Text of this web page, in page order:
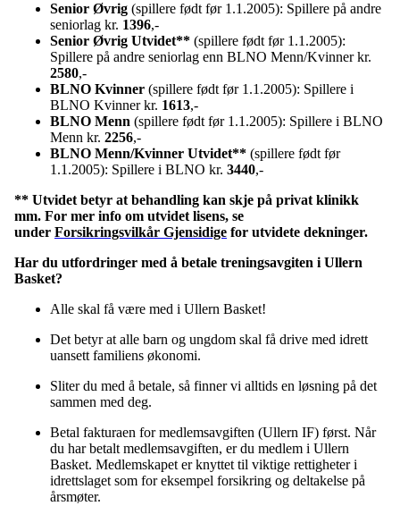
Senior Øvrig (spillere født før 1.1.2005): Spillere på andre
seniorlag kr. 1396,-
Senior Øvrig Utvidet** (spillere født før 1.1.2005):
Spillere på andre seniorlag enn BLNO Menn/Kvinner kr.
2580,-
BLNO Kvinner (spillere født før 1.1.2005): Spillere i
BLNO Kvinner kr. 1613,-
BLNO Menn (spillere født før 1.1.2005): Spillere i BLNO
Menn kr. 2256,-
BLNO Menn/Kvinner Utvidet** (spillere født før
1.1.2005): Spillere i BLNO kr. 3440,-
** Utvidet betyr at behandling kan skje på privat klinikk
mm. For mer info om utvidet lisens, se
under Forsikringsvilkår Gjensidige for utvidete dekninger.
Har du utfordringer med å betale treningsavgiten i Ullern
Basket?
Alle skal få være med i Ullern Basket!
Det betyr at alle barn og ungdom skal få drive med idrett
uansett familiens økonomi.
Sliter du med å betale, så finner vi alltids en løsning på det
sammen med deg.
Betal fakturaen for medlemsavgiften (Ullern IF) først. Når
du har betalt medlemsavgiften, er du medlem i Ullern
Basket. Medlemskapet er knyttet til viktige rettigheter i
idrettslaget som for eksempel forsikring og deltakelse på
årsmøter.